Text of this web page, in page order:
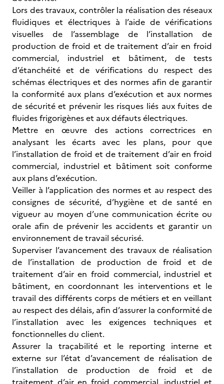
Lors des travaux, contrôler la réalisation des réseaux
fluidiques et électriques à l’aide de vérifications
visuelles de l’assemblage de l’installation de
production de froid et de traitement d’air en froid
commercial, industriel et bâtiment, de tests
d’étanchéité et de vérifications du respect des
schémas électriques et des normes afin de garantir
la conformité aux plans d’exécution et aux normes
de sécurité et prévenir les risques liés aux fuites de
fluides frigorigènes et aux défauts électriques.
Mettre en œuvre des actions correctrices en
analysant les écarts avec les plans, pour que
l’installation de froid et de traitement d’air en froid
commercial, industriel et bâtiment soit conforme
aux plans d’exécution.
Veiller à l’application des normes et au respect des
consignes de sécurité, d’hygiène et de santé en
vigueur au moyen d’une communication écrite ou
orale afin de prévenir les accidents et garantir un
environnement de travail sécurisé.
Superviser l’avancement des travaux de réalisation
de l’installation de production de froid et de
traitement d’air en froid commercial, industriel et
bâtiment, en coordonnant les interventions et le
travail des différents corps de métiers et en veillant
au respect des délais, afin d’assurer la conformité de
l’installation avec les exigences techniques et
fonctionnelles du client.
Assurer la traçabilité et le reporting interne et
externe sur l’état d’avancement de réalisation de
l’installation de production de froid et de